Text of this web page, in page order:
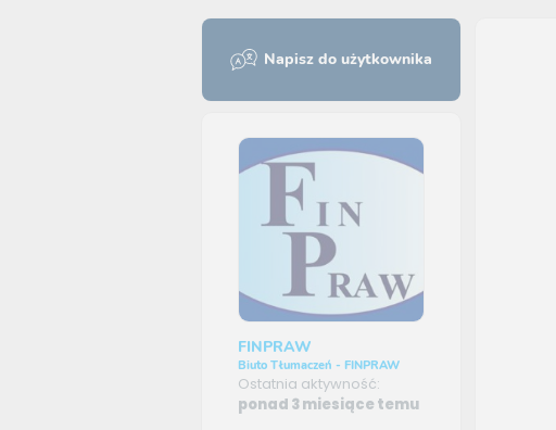
Napisz do użytkownika
FINPRAW
Biuto Tłumaczeń - FINPRAW
Ostatnia aktywność:
ponad 3 miesiące temu